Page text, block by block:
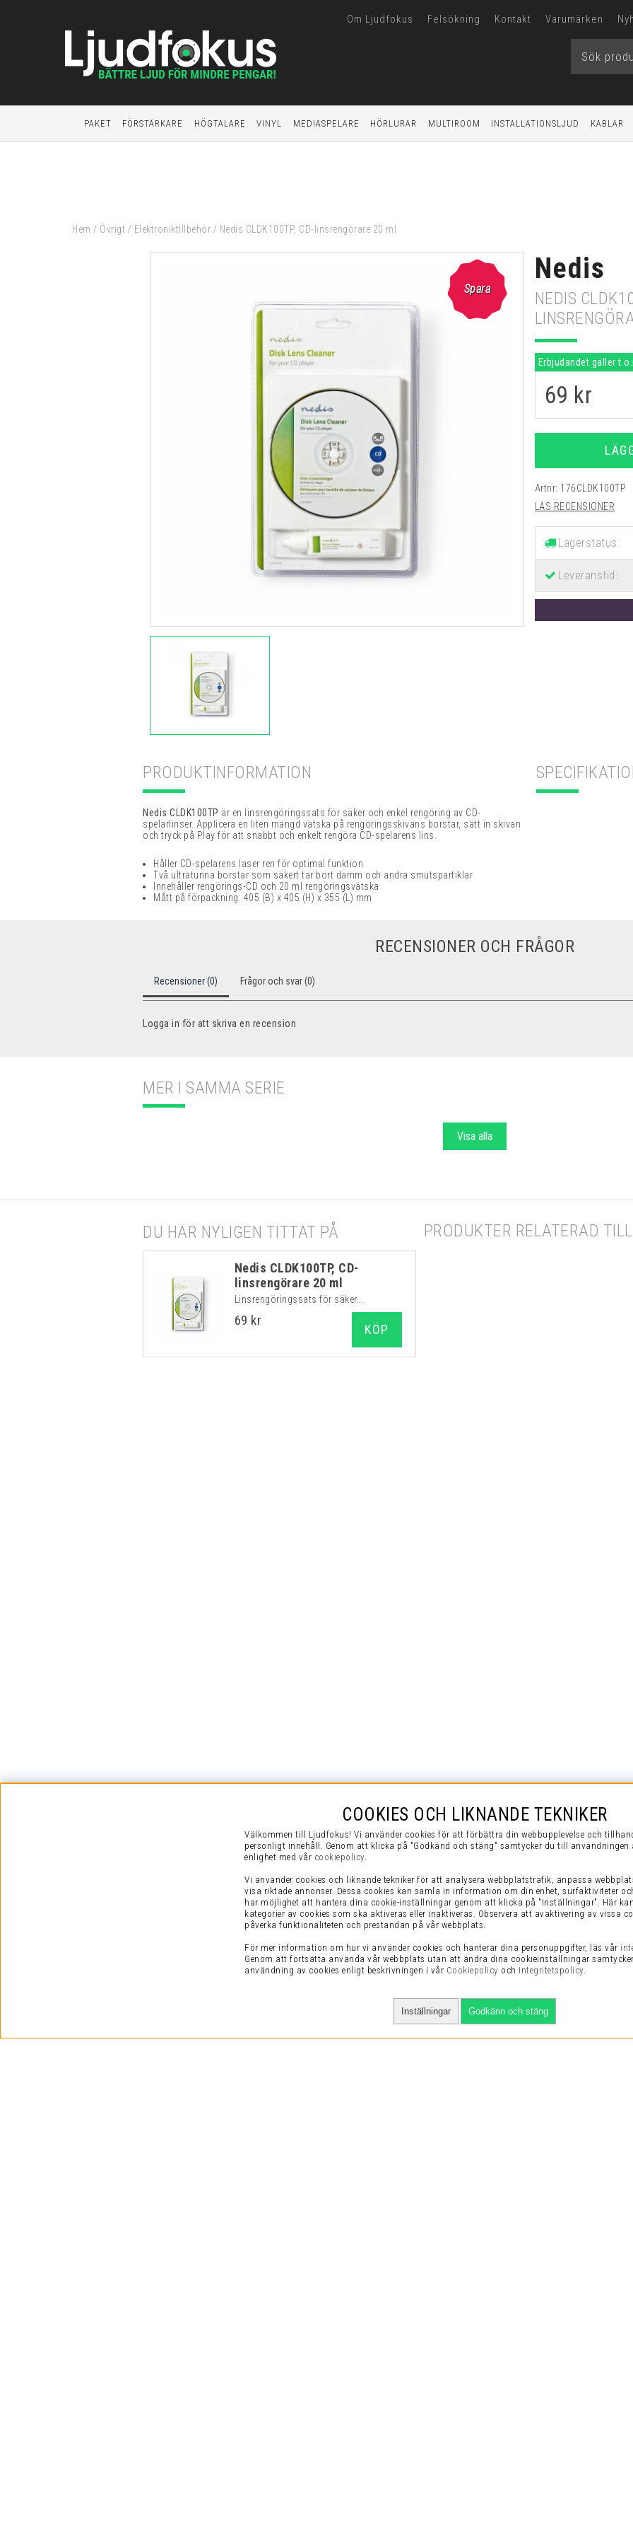
Om Ljudfokus Felsökning Kontakt Varumärken
PAKET FÖRSTÄRKARE HÖGTALARE VINYL MEDIASPELARE HÖRLURAR MULTIROOM INSTALLATIONSLJUD KABLAR
Hem / Övrigt / Elektroniktillbehör / Nedis CLDK100TP, CD-linsrengörare 20 ml
Spara
Nedis
NEDIS
Erbjudandet gäller
69 kr
Artnr: 176CLDK100TP
LÄS RECENSIONER
Lagerstatus:
Leveranstid:
PRODUKTINFORMATION
Nedis CLDK100TP är en l insrengöringssats för säker och enkel rengöring av CD-
spelarlinser. Applicera en liten mängd vätska på rengöringsskivans borstar, sätt in skivan
och tryck på Play för att snabbt och enkelt rengöra CD-spelarens lins.
Håller CD-spelarens laser ren för optimal funktion
Två ultratunna borstar som säkert tar bort damm och andra smutspartiklar
Innehåller rengörings-CD och 20 ml rengöringsvätska
Mått på förpackning: 405 (B) x 405 (H) x 355 (L) mm
RECENSIONER OCH FRÅGOR
Recensioner (0) Frågor och svar (0)
Logga in för att skriva en recension
MER I SAMMA SERIE
Visa alla
DU HAR NYLIGEN TITTAT PÅ
Nedis CLDK100TP, CD-
linsrengörare 20 ml
Linsrengöringssats för säker...
69 kr
KÖP
PRODUKTER RELATERAD
COOKIES OCH LIKNANDE TEKNIKER
Välkommen till Ljudfokus! Vi använder cookies för att förbättra din webbupplevelse och
personligt innehåll. Genom att klicka på "Godkänd och stäng" samtycker du till användningen
enlighet med vår cookiepolicy.
Vi använder cookies och liknande tekniker för att analysera webbplatstrafik, anpassa
visa riktade annonser. Dessa cookies kan samla in information om din enhet, surfaktiviteter
har möjlighet att hantera dina cookie-inställningar genom att klicka på "Inställningar". Här
kategorier av cookies som ska aktiveras eller inaktiveras. Observera att avaktivering av vissa
påverka funktionaliteten och prestandan på vår webbplats.
För mer information om hur vi använder cookies och hanterar dina personuppgifter, läs vår
Genom att fortsätta använda vår webbplats utan att ändra dina cookieinställningar
användning av cookies enligt beskrivningen i vår Cookiepolicy och Integritetspolicy.
Inställningar Godkänn och stäng